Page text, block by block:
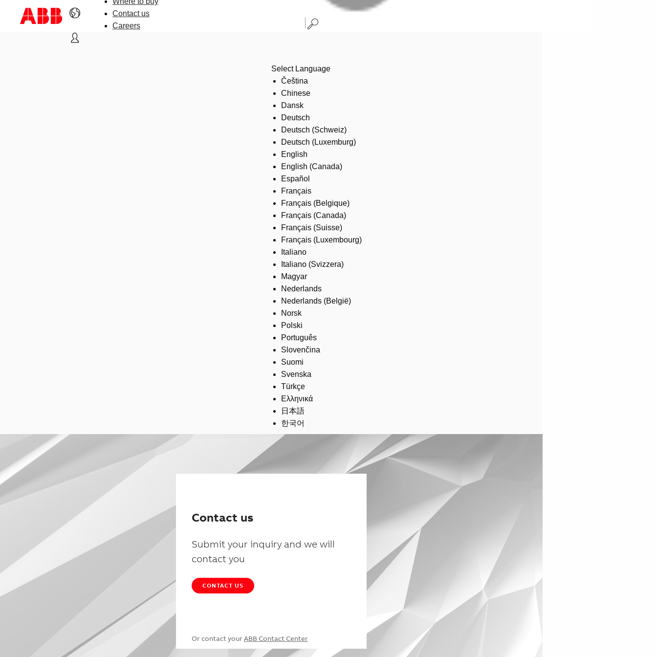
Contact us
Careers
Select Language
Čeština
Chinese
Dansk
Deutsch
Deutsch (Schweiz)
Deutsch (Luxemburg)
English
English (Canada)
Español
Français
Français (Belgique)
Français (Canada)
Français (Suisse)
Français (Luxembourg)
Italiano
Italiano (Svizzera)
Magyar
Nederlands
Nederlands (België)
Norsk
Polski
Português
Slovenčina
Suomi
Svenska
Türkçe
Ελληνικά
日本語
한국어
Contact us
Submit your inquiry and we will
contact you
CONTACT US
Or contact your ABB Contact Center